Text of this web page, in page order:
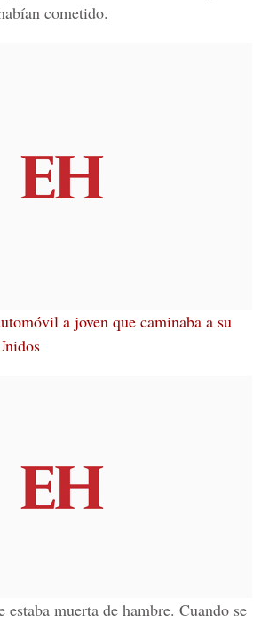
cometido.
a joven que caminaba a su
estaba muerta de hambre. Cuando se